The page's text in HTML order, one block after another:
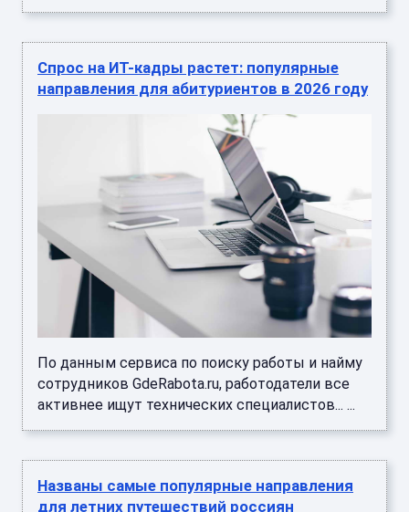
Спрос на ИТ-кадры растет: популярные
направления для абитуриентов в 2026 году
По данным сервиса по поиску работы и найму
сотрудников GdeRabota.ru, работодатели все
активнее ищут технических специалистов... ...
Названы самые популярные направления
для летних путешествий россиян